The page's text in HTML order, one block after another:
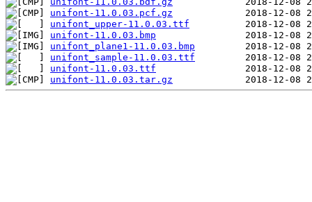
unifont-11.0.03.pcf.gz
unifont_upper-11.0.03.ttf
unifont-11.0.03.bmp
unifont_plane1-11.0.03.bmp
unifont_sample-11.0.03.ttf
unifont-11.0.03.ttf
unifont-11.0.03.tar.gz